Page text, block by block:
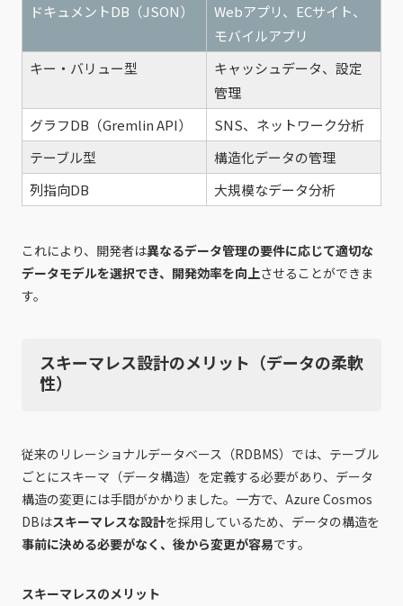
ドキュメントDB（JSON）
Webアプリ、ECサイト、
モバイルアプリ
キー・バリュー型
キャッシュデータ、設定
管理
グラフDB（Gremlin API）
SNS、ネットワーク分析
テーブル型
構造化データの管理
列指向DB
大規模なデータ分析
これにより、開発者は異なるデータ管理の要件に応じて適切な
データモデルを選択でき、開発効率を向上させることができま
す。
スキーマレス設計のメリット（データの柔軟
性）
従来のリレーショナルデータベース（RDBMS）では、テーブル
ごとにスキーマ（データ構造）を定義する必要があり、データ
構造の変更には手間がかかりました。一方で、Azure Cosmos
DBはスキーマレスな設計を採用しているため、データの構造を
事前に決める必要がなく、後から変更が容易です。
スキーマレスのメリット